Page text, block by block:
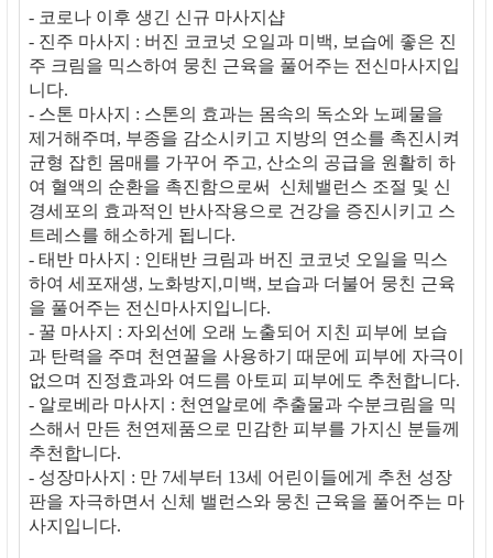
- 코로나 이후 생긴 신규 마사지샵
- 진주 마사지 : 버진 코코넛 오일과 미백, 보습에 좋은 진
주 크림을 믹스하여 뭉친 근육을 풀어주는 전신마사지입
니다.
- 스톤 마사지 : 스톤의 효과는 몸속의 독소와 노폐물을
제거해주며, 부종을 감소시키고 지방의 연소를 촉진시켜
균형 잡힌 몸매를 가꾸어 주고, 산소의 공급을 원활히 하
여 혈액의 순환을 촉진함으로써 신체밸런스 조절 및 신
경세포의 효과적인 반사작용으로 건강을 증진시키고 스
트레스를 해소하게 됩니다.
- 태반 마사지 : 인태반 크림과 버진 코코넛 오일을 믹스
하여 세포재생, 노화방지,미백, 보습과 더불어 뭉친 근육
을 풀어주는 전신마사지입니다.
- 꿀 마사지 : 자외선에 오래 노출되어 지친 피부에 보습
과 탄력을 주며 천연꿀을 사용하기 때문에 피부에 자극이
없으며 진정효과와 여드름 아토피 피부에도 추천합니다.
- 알로베라 마사지 : 천연알로에 추출물과 수분크림을 믹
스해서 만든 천연제품으로 민감한 피부를 가지신 분들께
추천합니다.
- 성장마사지 : 만 7세부터 13세 어린이들에게 추천 성장
판을 자극하면서 신체 밸런스와 뭉친 근육을 풀어주는 마
사지입니다.